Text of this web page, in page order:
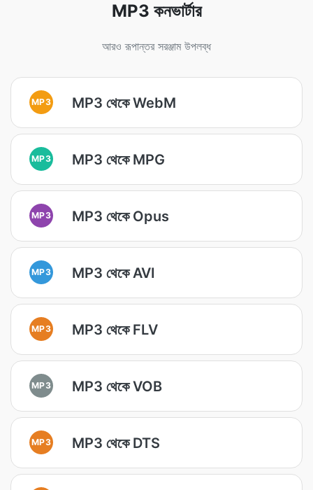
MP3 কনভার্টার
আরও রূপান্তর সরঞ্জাম উপলব্ধ
MP3 MP3 থেকে WebM
MP3 MP3 থেকে MPG
MP3 MP3 থেকে Opus
MP3 MP3 থেকে AVI
MP3 MP3 থেকে FLV
MP3 MP3 থেকে VOB
MP3 MP3 থেকে DTS